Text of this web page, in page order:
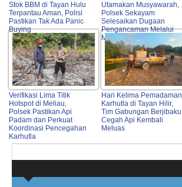
Stok BBM di Tayan Hulu
Terpantau Aman, Polisi
Pastikan Tak Ada Panic
Buying
Utamakan Musyawarah,
Polsek Sekayam
Selesaikan Dugaan
Pengancaman Melalui
Mediasi
Verifikasi Lima Titik
Hotspot di Meliau,
Polsek Pastikan Api
Padam dan Perkuat
Koordinasi Pencegahan
Karhutla
Hari Kelima Pemadaman
Karhutla di Tayan Hilir,
Tim Gabungan Berjibaku
Cegah Api Kembali
Meluas